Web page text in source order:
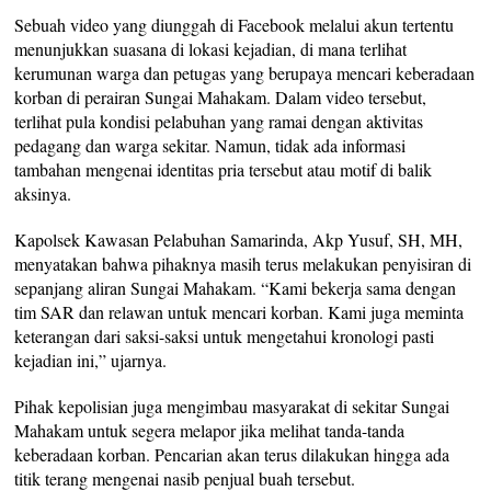
Sebuah video yang diunggah di Facebook melalui akun tertentu
menunjukkan suasana di lokasi kejadian, di mana terlihat
kerumunan warga dan petugas yang berupaya mencari keberadaan
korban di perairan Sungai Mahakam. Dalam video tersebut,
terlihat pula kondisi pelabuhan yang ramai dengan aktivitas
pedagang dan warga sekitar. Namun, tidak ada informasi
tambahan mengenai identitas pria tersebut atau motif di balik
aksinya.
Kapolsek Kawasan Pelabuhan Samarinda, Akp Yusuf, SH, MH,
menyatakan bahwa pihaknya masih terus melakukan penyisiran di
sepanjang aliran Sungai Mahakam. “Kami bekerja sama dengan
tim SAR dan relawan untuk mencari korban. Kami juga meminta
keterangan dari saksi-saksi untuk mengetahui kronologi pasti
kejadian ini,” ujarnya.
Pihak kepolisian juga mengimbau masyarakat di sekitar Sungai
Mahakam untuk segera melapor jika melihat tanda-tanda
keberadaan korban. Pencarian akan terus dilakukan hingga ada
titik terang mengenai nasib penjual buah tersebut.